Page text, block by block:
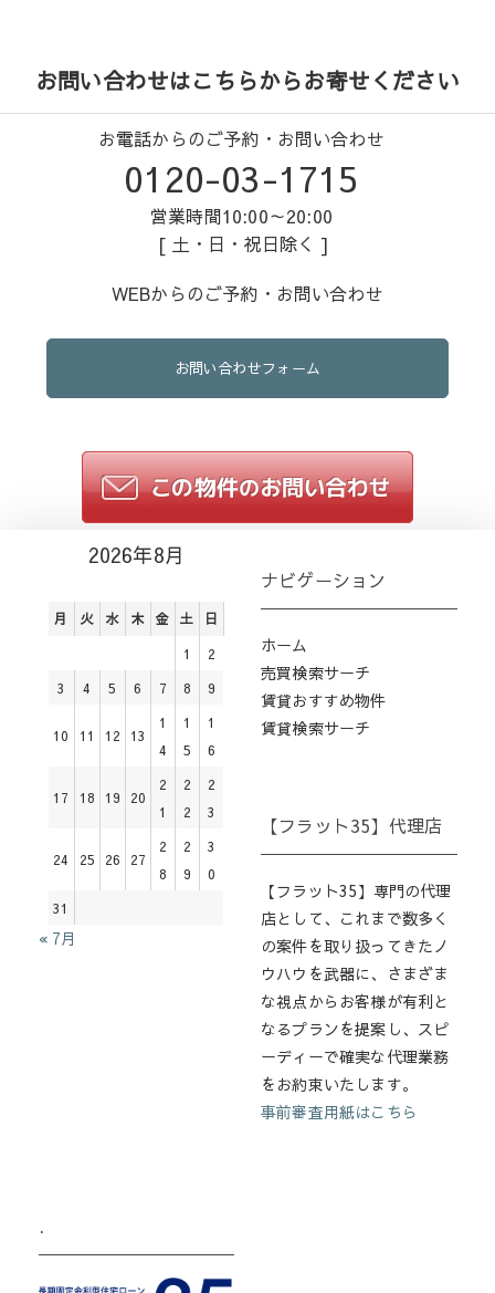
お問い合わせはこちらからお寄せください
お電話からのご予約・お問い合わせ
0120-03-1715
営業時間10:00～20:00
[ 土・日・祝日除く ]
WEBからのご予約・お問い合わせ
お問い合わせフォーム
2026年8月
月 火 水 木 金 土 日
1
2
3
4 5 6 7 8 9
10 11 12 13
1
4
1
5
1
6
17 18 19 20
2
1
2
2
2
3
24 25 26 27
2
8
2
9
3
0
31
« 7月
ナビゲーション
ホーム
売買検索サーチ
賃貸おすすめ物件
賃貸検索サーチ
【フラット35】代理店
【フラット35】専門の代理
店として、これまで数多く
の案件を取り扱ってきたノ
ウハウを武器に、さまざま
な視点からお客様が有利と
なるプランを提案し、スピ
ーディーで確実な代理業務
をお約束いたします。
事前審査用紙はこちら
.